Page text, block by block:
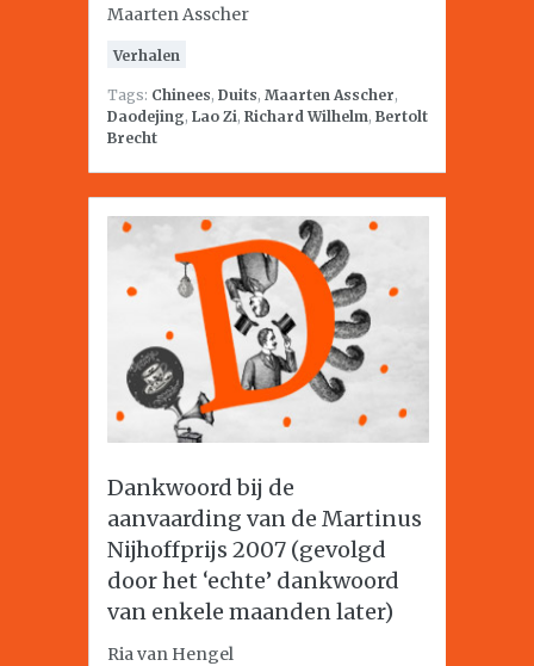
Maarten Asscher
Verhalen
Tags: Chinees, Duits, Maarten Asscher,
Daodejing, Lao Zi, Richard Wilhelm, Bertolt
Brecht
Dankwoord bij de
aanvaarding van de Martinus
Nijhoffprijs 2007 (gevolgd
door het ‘echte’ dankwoord
van enkele maanden later)
Ria van Hengel